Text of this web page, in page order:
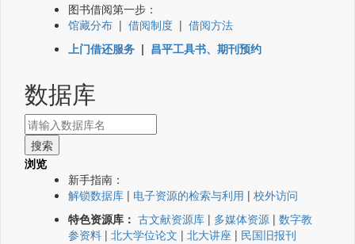
图书借阅第一步：
馆藏分布 | 借阅制度 | 借阅方法
上门借还服务 | 昌平工具书、期刊预约
数据库
浏览
新手指南：
解锁数据库 | 电子资源的检索与利用 | 校外访问
特色资源库： 古文献资源库 | 多媒体资源 | 数字教
参资料 | 北大学位论文 | 北大讲座 | 民国旧报刊